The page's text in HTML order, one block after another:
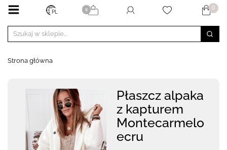
PL X 0
Strona główna
Płaszcz alpaka
z kapturem
Montecarmelo
ecru